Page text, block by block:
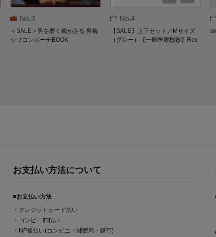
No.3
＜SALE＞男を磨く梅がある 男梅
シリコンポーチBOOK
No.4
【SALE】上下セット／Mサイズ
（グレー）【一般医療機器】Rec
お支払い方法について
■お支払い方法
・クレジットカード払い
・コンビニ前払い
・NP後払い(コンビニ・郵便局・銀行)